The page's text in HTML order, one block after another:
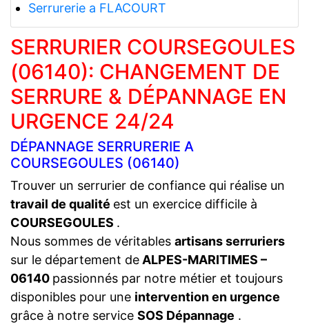
Serrurerie a FLACOURT
SERRURIER COURSEGOULES
(06140): CHANGEMENT DE
SERRURE & DÉPANNAGE EN
URGENCE 24/24
DÉPANNAGE SERRURERIE A
COURSEGOULES (06140)
Trouver un serrurier de confiance qui réalise un
travail de qualité est un exercice difficile à
COURSEGOULES .
Nous sommes de véritables artisans serruriers
sur le département deALPES-MARITIMES –
06140 passionnés par notre métier et toujours
disponibles pour une intervention en urgence
grâce à notre service SOS Dépannage .